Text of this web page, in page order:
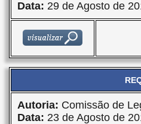
Data: 29 de Agosto de
Autoria: Comissão de
Data: 23 de Agosto de